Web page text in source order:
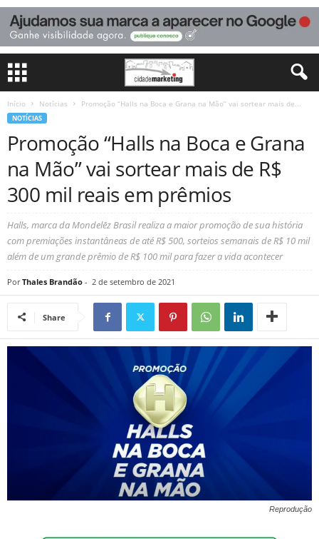
Início Notícias Promoção “Halls na Boca e Grana na Mão” vai sortear mais de...
NOTÍCIAS
Promoção “Halls na Boca e Grana
na Mão” vai sortear mais de R$
300 mil reais em prêmios
Halls, marca da Mondelēz Brasil realiza a maior promoção de sua história
com premiações instantâneas de até R$ 500, sorteios semanais de R$ 10 mil
além de um grande prêmio de R$ 100 mil para fazer a vida acontecer
Por Thales Brandão - 2 de setembro de 2021
Share
Reprodução